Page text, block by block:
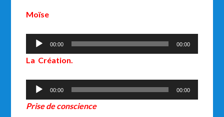
Moïse
Lecteur
audio
00:00 00:00
La Création.
Lecteur
audio
00:00 00:00
Prise de conscience